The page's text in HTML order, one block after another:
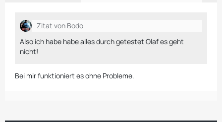
Zitat von Bodo
Also ich habe habe alles durch getestet Olaf es geht
nicht!
Bei mir funktioniert es ohne Probleme.